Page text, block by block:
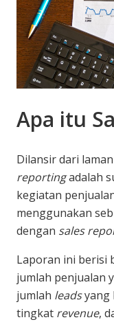
Apa itu
Dilansir dari
reportingadalah
kegiatan
menggunakan
dengan sales
Laporan ini berisi
jumlah penjualan
jumlah leadsyang
tingkat revenue,